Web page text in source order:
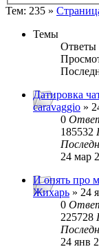
Тем: 235 »
Темы
Ответы
Датировка
caravaggio »
0
185532
24 мар
И опять про
Жихарь » 24
0
225728
24 янв